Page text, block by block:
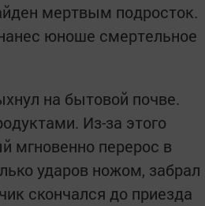
мертвым подросток.
юноше смертельное
на бытовой почве.
Из-за этого
мгновенно перерос в
ударов ножом, забрал
скончался до приезда